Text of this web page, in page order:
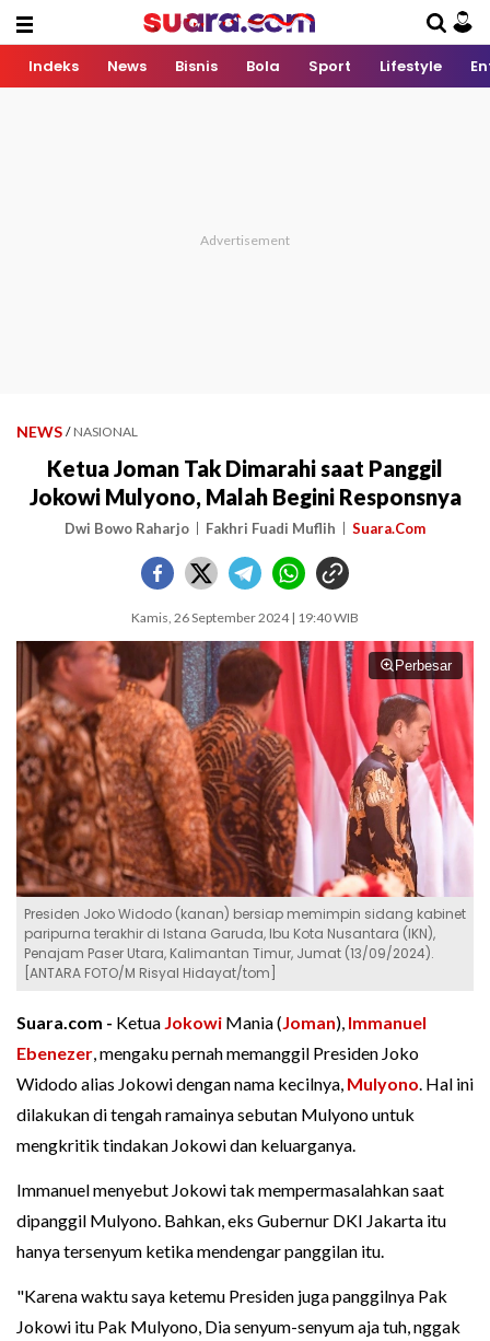
Indeks News Bisnis Bola Sport Lifestyle
NEWS / NASIONAL
Ketua Joman Tak Dimarahi saat Panggil
Jokowi Mulyono, Malah Begini Responsnya
Dwi Bowo Raharjo Fakhri Fuadi Muflih Suara.Com
Kamis, 26 September 2024 | 19:40 WIB
Perbesar
Presiden Joko Widodo (kanan) bersiap memimpin sidang kabinet
paripurna terakhir di Istana Garuda, Ibu Kota Nusantara (IKN),
Penajam Paser Utara, Kalimantan Timur, Jumat (13/09/2024).
[ANTARA FOTO/M Risyal Hidayat/tom]
Suara.com - Ketua Jokowi Mania (Joman), Immanuel
Ebenezer, mengaku pernah memanggil Presiden Joko
Widodo alias Jokowi dengan nama kecilnya, Mulyono. Hal ini
dilakukan di tengah ramainya sebutan Mulyono untuk
mengkritik tindakan Jokowi dan keluarganya.
Immanuel menyebut Jokowi tak mempermasalahkan saat
dipanggil Mulyono. Bahkan, eks Gubernur DKI Jakarta itu
hanya tersenyum ketika mendengar panggilan itu.
"Karena waktu saya ketemu Presiden juga panggilnya Pak
Jokowi itu Pak Mulyono, Dia senyum-senyum aja tuh, nggak